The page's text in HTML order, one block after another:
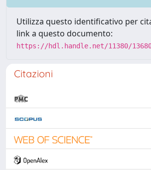
Utilizza questo identificativo per
link a questo documento:
https://hdl.handle.net/11380/
Citazioni